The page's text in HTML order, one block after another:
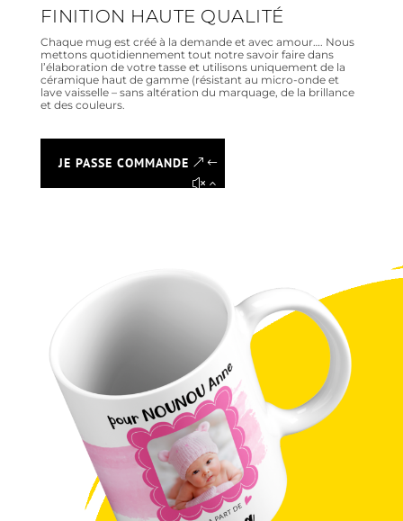
FINITION HAUTE QUALITÉ
Chaque mug est créé à la demande et avec amour…. Nous
mettons quotidiennement tout notre savoir faire dans
l’élaboration de votre tasse et utilisons uniquement de la
céramique haut de gamme (résistant au micro-onde et
lave vaisselle – sans altération du marquage, de la brillance
et des couleurs.
JE PASSE COMMANDE